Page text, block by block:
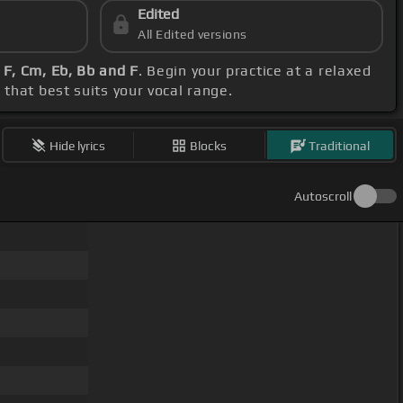
Edited
All Edited versions
Cm, Eb, Bb and F. Begin your practice at a relaxed
that best suits your vocal range.
Hide lyrics Blocks Traditional
Autoscroll